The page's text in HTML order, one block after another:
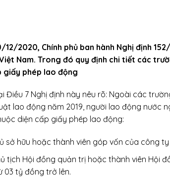
12/2020, Chính phủ ban hành Nghị định
Nam. Trong đó quy định chi tiết các
giấy phép lao động
Điều 7 Nghị định này nêu rõ: Ngoài các
lao động năm 2019, người lao động
diện cấp giấy phép lao động:
sở hữu hoặc thành viên góp vốn của công
tịch Hội đồng quản trị hoặc thành viên Hội
03 tỷ đồng trở lên.